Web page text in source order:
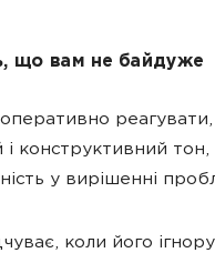
що вам не байдуже
реагувати,
і конструктивний
у вирішенні
коли його